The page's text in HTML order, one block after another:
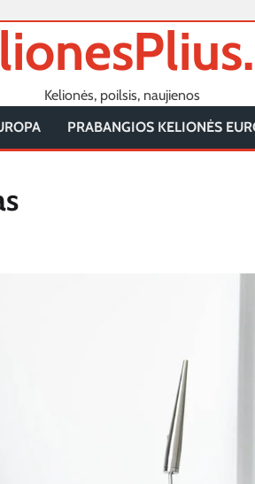
Kelionės, poilsis, naujienos
PRABANGIOS KELIONĖS